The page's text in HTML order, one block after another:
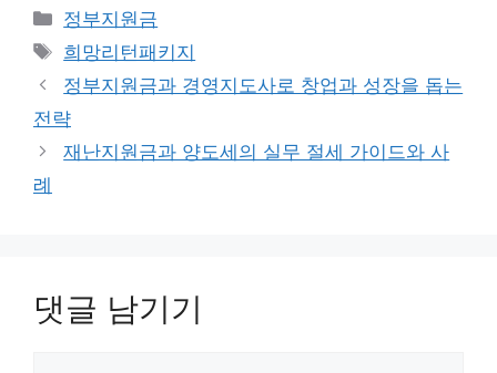
카
테
리
정부지원금
태
그
희망리턴패키지
정부지원금과 경영지도사로 창업과 성장을 돕는
전략
재난지원금과 양도세의 실무 절세 가이드와 사
례
댓글 남기기